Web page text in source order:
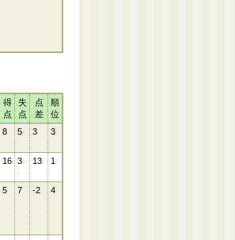
得
点
失
点
点
差
順
位
8 5 3 3
16 3 13 1
5 7 -2 4